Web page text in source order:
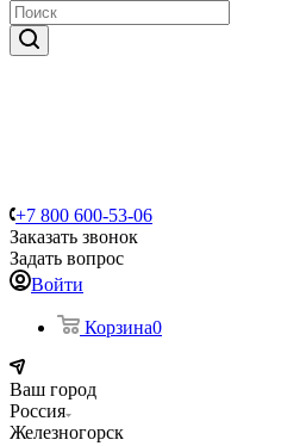
+7 800 600-53-06
Заказать звонок
Задать вопрос
Войти
Корзина0
Ваш город
Россия
Железногорск